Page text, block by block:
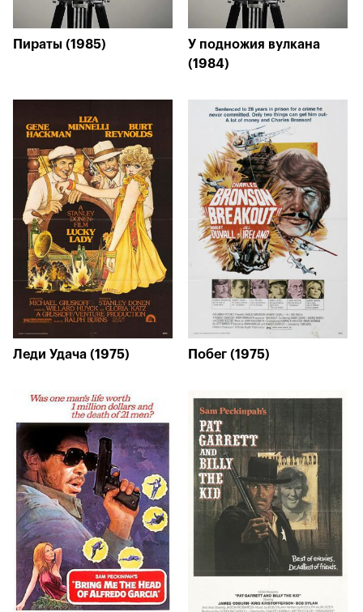
Пираты (1985)
У подножия вулкана
(1984)
Леди Удача (1975) Побег (1975)